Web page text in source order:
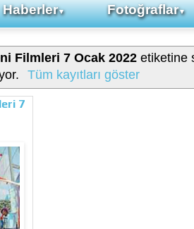
Haberler▼ Fotoğraflar▼
Filmleri 7 Ocak 2022 etiketine
Tüm kayıtları göster
7